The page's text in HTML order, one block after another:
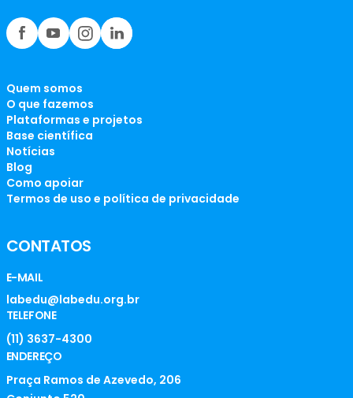
Quem somos
O que fazemos
Plataformas e projetos
Base científica
Notícias
Blog
Como apoiar
Termos de uso e política de privacidade
CONTATOS
E-MAIL
labedu@labedu.org.br
TELEFONE
(11) 3637-4300
ENDEREÇO
Praça Ramos de Azevedo, 206